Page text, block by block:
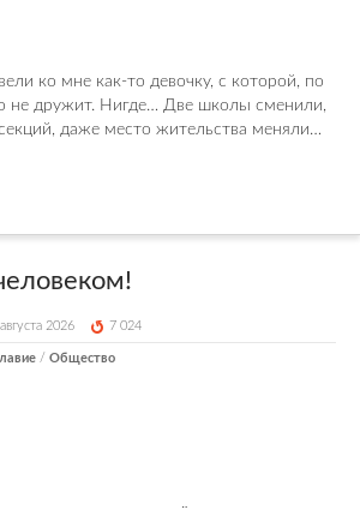
ко мне как-то девочку, с которой, по
не дружит. Нигде… Две школы сменили,
даже место жительства меняли…
2026 7 024
/ Общество